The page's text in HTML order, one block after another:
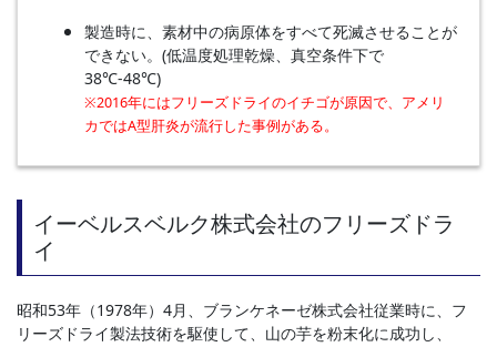
製造時に、素材中の病原体をすべて死滅させることが
できない。(低温度処理乾燥、真空条件下で
38℃-48℃)
※2016年にはフリーズドライのイチゴが原因で、アメリ
カではA型肝炎が流⾏した事例がある。
イーベルスベルク株式会社のフリーズドラ
イ
昭和53年（1978年）4月、ブランケネーゼ株式会社従業時に、フ
リーズドライ製法技術を駆使して、山の芋を粉末化に成功し、